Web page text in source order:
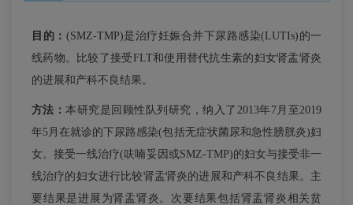
目的： (SMZ-TMP)是治疗妊娠合并下尿路感染(LUTIs)的一
线药物。比较了接受FLT和使用替代抗生素的妇女肾盂肾炎
的进展和产科不良结果。
方法：本研究是回顾性队列研究，纳入了2013年7月至2019
年5月在就诊的下尿路感染(包括无症状菌尿和急性膀胱炎)妇
女。接受一线治疗(呋喃妥因或SMZ-TMP)的妇女与接受非一
线治疗的妇女进行比较肾盂肾炎的进展和产科不良结果。主
要结果是进展为肾盂肾炎。次要结果包括肾盂肾炎相关贫